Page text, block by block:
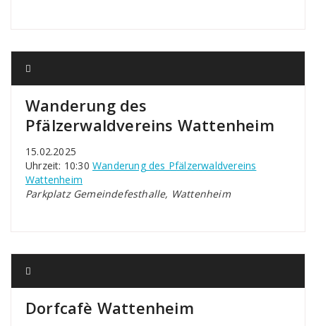
Wanderung des
Pfälzerwaldvereins Wattenheim
15.02.2025
Uhrzeit: 10:30 Wanderung des Pfälzerwaldvereins
Wattenheim
Parkplatz Gemeindefesthalle, Wattenheim
Dorfcafè Wattenheim